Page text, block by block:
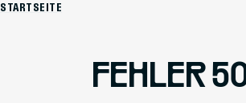
STARTSEITE
FEHLER